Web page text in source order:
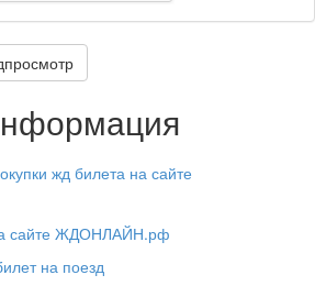
жд билета на сайте
сайте ЖДОНЛАЙН.рф
на поезд